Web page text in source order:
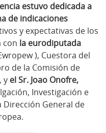
estuvo dedicada a
de indicaciones
y expectativas de los
con la eurodiputada
), Cuestora del
de la Comisión de
y el Sr. Joao Onofre,
Investigación e
Dirección General de